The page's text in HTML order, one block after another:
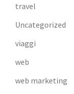
travel
Uncategorized
viaggi
web
web marketing